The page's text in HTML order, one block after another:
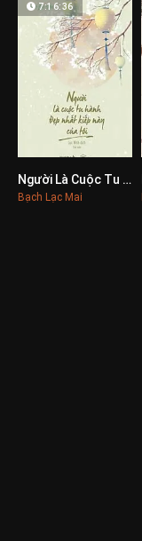
0
7:16:36
Người Là Cuộc Tu Hành Đẹp Nhất Kiếp Này Của Tôi
Bạch Lạc Mai